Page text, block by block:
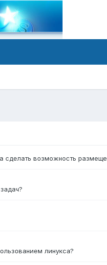
forum/
возможность
линукса?